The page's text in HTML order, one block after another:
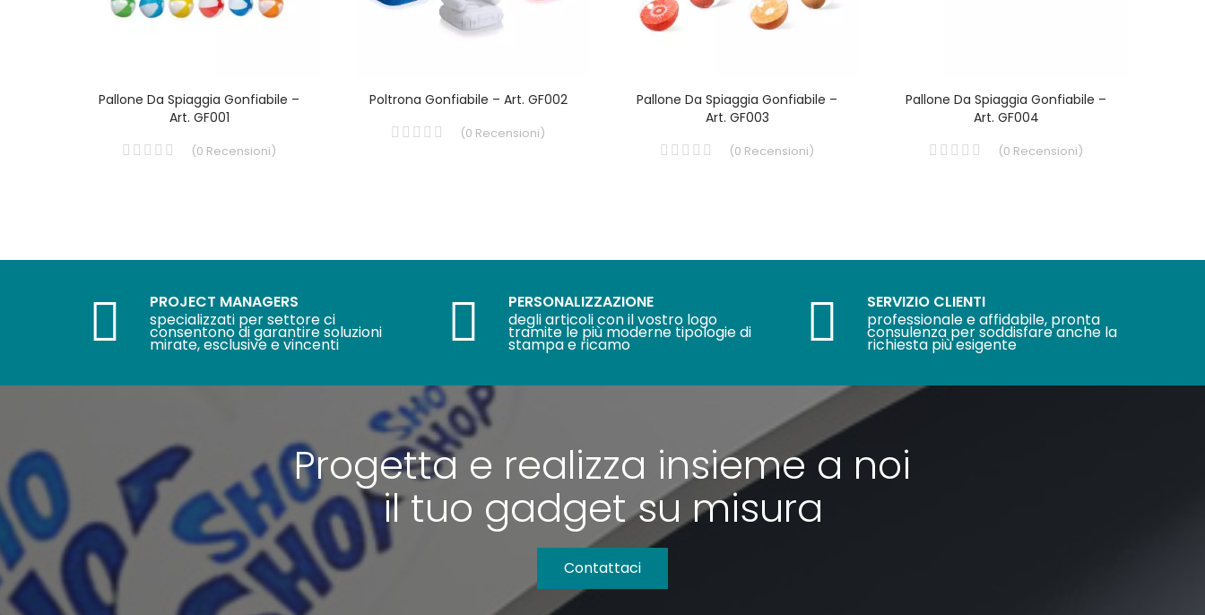
Pallone Da Spiaggia Gonfiabile –
Art. GF001
(0 Recensioni)
Poltrona Gonfiabile – Art. GF002
(0 Recensioni)
Pallone Da Spiaggia Gonfiabile –
Art. GF003
(0 Recensioni)
Pallone Da Spiaggia Gonfiabile –
Art. GF004
(0 Recensioni)
PROJECT MANAGERS
specializzati per settore ci
consentono di garantire soluzioni
mirate, esclusive e vincenti
PERSONALIZZAZIONE
degli articoli con il vostro logo
tramite le più moderne tipologie di
stampa e ricamo
SERVIZIO CLIENTI
professionale e affidabile, pronta
consulenza per soddisfare anche la
richiesta più esigente
Progetta e realizza insieme a noi
il tuo gadget su misura
Contattaci